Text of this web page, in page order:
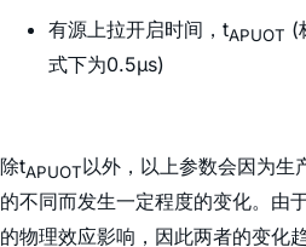
有源上拉开启时间，tAPUOT (
式下为0.5µs)
除tAPUOT以外，以上参数会因为生
的不同而发生一定程度的变化。由
的物理效应影响，因此两者的变化